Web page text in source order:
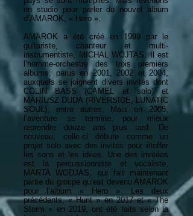
en studio pour parler du nouvel album
d’AMAROK, « Hero ».
AMAROK a été créé en 1999 par le
guitariste, chanteur et multi-
instrumentiste, MICHAL WOJTAS. Il est
l’homme-orchestre des trois premiers
albums, parus en 2001, 2002 et 2004,
auxquels se joignent divers invités dont
COLIN BASS (CAMEL et solo) et
MARIUSZ DUDA (RIVERSIDE, LUNATIC
SOUL), entre autres. Mais en 2005,
l’aventure se termine, pour mieux
reprendre douze ans plus tard. De
nouveau, celle-ci débute comme un
projet solo avec des invités pour étoffer
les sons et les idées. Une des invitées
est la percussionniste et vocaliste,
MARTA WODJAS, qui fait maintenant
partie du groupe qu’est devenu AMAROK
pour l’album « Hero ». Les deux
précédents, « Hunt » en 2017 et « The
Storm » en 2019, ont été faits selon la